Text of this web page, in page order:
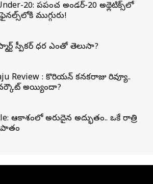
20: ప్రపంచ అండర్-20 అథ్లెటిక్స్‌లో
ముగ్గురు!
స్పీకర్ ధర ఎంతో తెలుసా?
Review : కొరియన్ కనకరాజు రివ్యూ..
అయ్యిందా?
ఆకాశంలో అరుదైన అద్భుతం.. ఒకే రాత్రి